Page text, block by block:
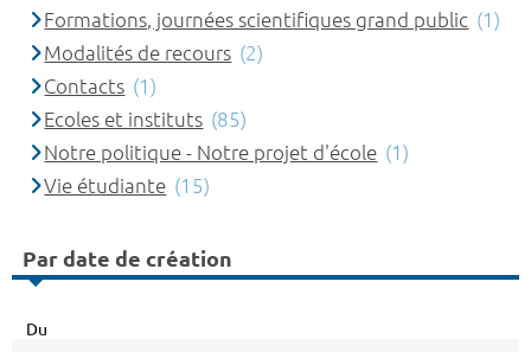
Formations, journées scientifiques grand public (1)
Modalités de recours (2)
Contacts (1)
Ecoles et instituts (85)
Notre politique - Notre projet d'école (1)
Vie étudiante (15)
Par date de création
Du